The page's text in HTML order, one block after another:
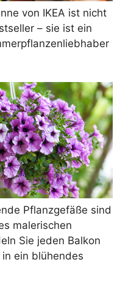
von IKEA ist nicht
– sie ist ein
Pflanzgefäße sind
malerischen
Sie jeden Balkon
ein blühendes